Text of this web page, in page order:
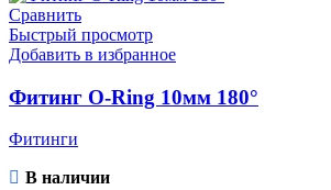
Сравнить
Быстрый просмотр
Добавить в избранное
Фитинг O-Ring 10мм 180°
Фитинги
В наличии